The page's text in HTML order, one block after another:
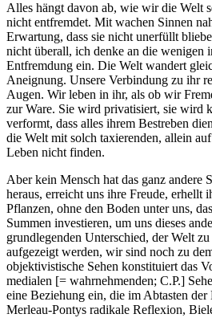
Alles hängt davon ab, wie wir die Welt
nicht entfremdet. Mit wachen Sinnen
Erwartung, dass sie nicht unerfüllt
nicht überall, ich denke an die wenigen
Entfremdung ein. Die Welt wandert
Aneignung. Unsere Verbindung zu ihr
Augen. Wir leben in ihr, als ob wir
zur Ware. Sie wird privatisiert, sie wird
verformt, dass alles ihrem Bestreben
die Welt mit solch taxierenden, allein
Leben nicht finden.
Aber kein Mensch hat das ganz andere
heraus, erreicht uns ihre Freude, erhellt
Pflanzen, ohne den Boden unter uns,
Summen investieren, um uns dieses
grundlegenden Unterschied, der Welt
aufgezeigt werden, wir sind noch zu
objektivistische Sehen konstituiert das
medialen [= wahrnehmenden; C.P.]
eine Beziehung ein, die im Abtasten
Merleau-Pontys radikale Reflexion,